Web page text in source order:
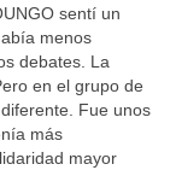
sentí un
menos
debates. La
en el grupo de
Fue unos
más
mayor